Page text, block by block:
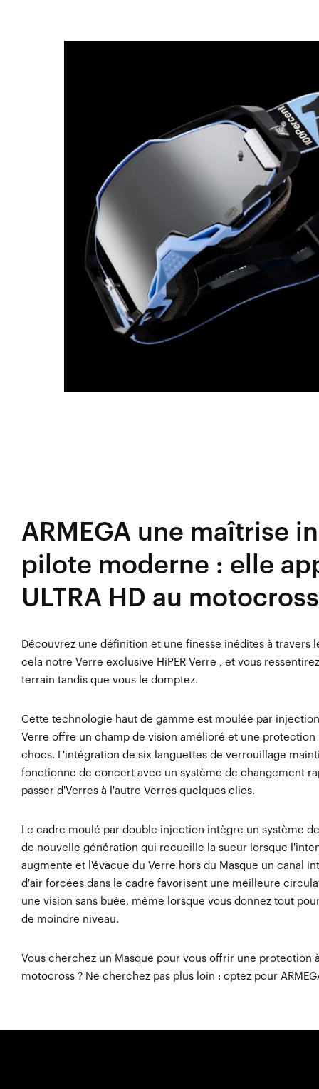
ARMEGA une maîtrise
pilote moderne : elle
ULTRA HD au
Découvrez une définition et une finesse inédites à travers
cela notre Verre exclusive HiPER Verre , et vous
terrain tandis que vous le domptez.
Cette technologie haut de gamme est moulée par
Verre offre un champ de vision amélioré et une
chocs. L'intégration de six languettes de verrouillage
fonctionne de concert avec un système de changement
passer d'Verres à l'autre Verres quelques clics.
Le cadre moulé par double injection intègre un système
de nouvelle génération qui recueille la sueur lorsque
augmente et l'évacue du Verre hors du Masque un canal
d'air forcées dans le cadre favorisent une meilleure
une vision sans buée, même lorsque vous donnez tout
de moindre niveau.
Vous cherchez un Masque pour vous offrir une protection
motocross ? Ne cherchez pas plus loin : optez pour